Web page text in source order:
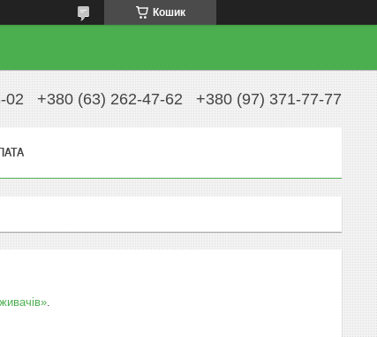
Кошик
02 +380 (63) 262-47-62 +380 (97) 371-77-77
.